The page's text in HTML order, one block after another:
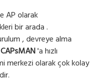
AP olarak
bir arada .
, devreye alma
CAPsMAN'a hızlı
merkezi olarak çok kolay